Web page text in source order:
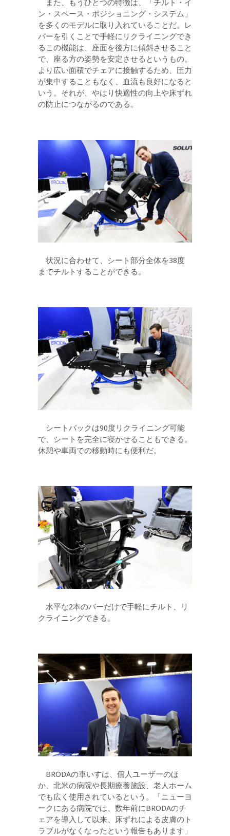
また、もうひとつの特徴は、「チルト・イ
ン・スペース・ポジショニング・システム」
を多くのモデルに取り入れていることだ。レ
バーを引くことで手軽にリクライニングでき
るこの機能は、座面を後方に傾斜させること
で、座る方の姿勢を安定させるというもの。
より広い面積でチェアに接触するため、圧力
が集中することもなく、血流も良好になると
いう。それが、やはり快適性の向上や床ずれ
の防止につながるのである。
状況に合わせて、シート部分全体を38度
までチルトすることができる。
シートバックは90度リクライニング可能
で、シートを完全に寝かせることもできる。
休憩や車両での移動時にも便利だ。
水平な2本のバーだけで手軽にチルト、リ
クライニングできる。
BRODAの車いすは、個人ユーザーのほ
か、北米の病院や長期療養施設、老人ホーム
でも広く使用されているという。「ニューヨ
ークにある病院では、数年前にBRODAのチ
ェアを導入して以来、床ずれによる皮膚のト
ラブルがなくなったという報告もあります」